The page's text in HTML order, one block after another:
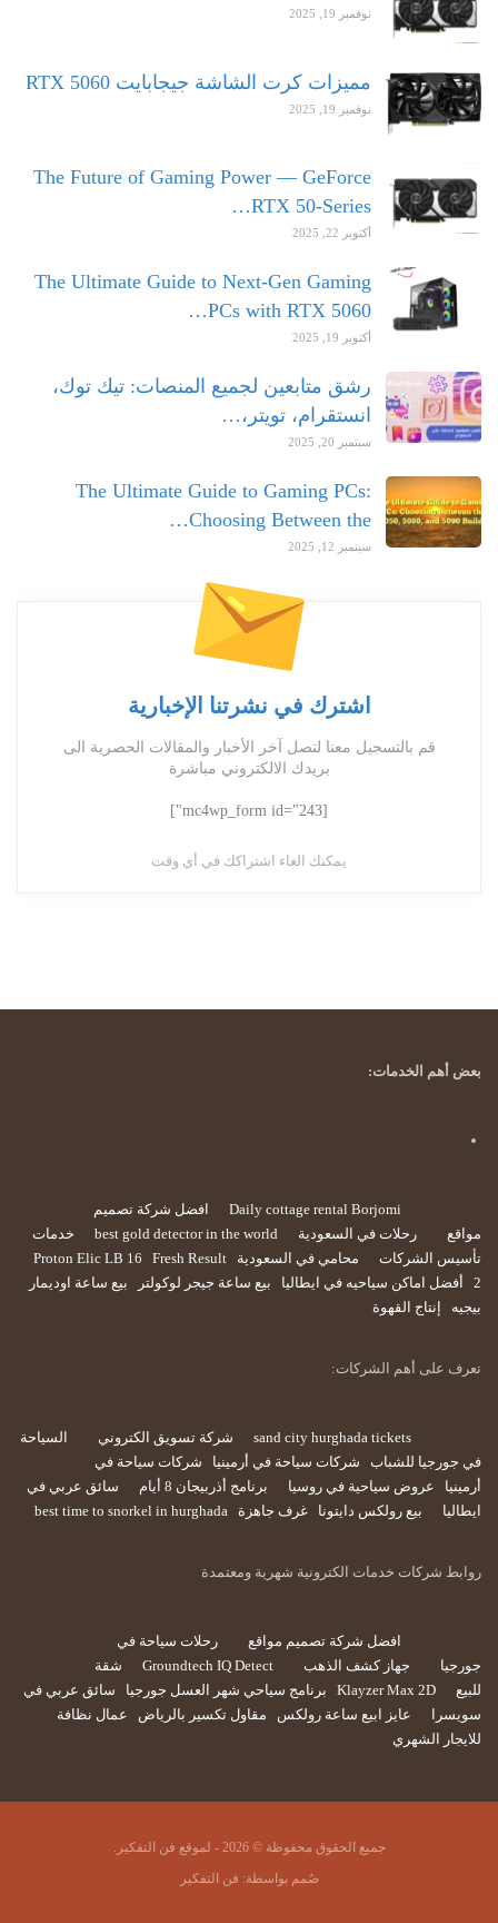
نوفمبر 19, 2025
مميزات كرت الشاشة جيجابايت RTX 5060
نوفمبر 19, 2025
The Future of Gaming Power — GeForce
RTX 50-Series…
أكتوبر 22, 2025
The Ultimate Guide to Next-Gen Gaming
PCs with RTX 5060…
أكتوبر 19, 2025
رشق متابعين لجميع المنصات: تيك توك،
انستقرام، تويتر،…
سبتمبر 20, 2025
The Ultimate Guide to Gaming PCs:
Choosing Between the…
سبتمبر 12, 2025
اشترك في نشرتنا الإخبارية
قم بالتسجيل معنا لتصل آخر الأخبار والمقالات الحصرية الى
بريدك الالكتروني مباشرة
[mc4wp_form id="243"]
يمكنك الغاء اشتراكك في أي وقت
بعض أهم الخدمات:
Daily cottage rental Borjomi
افضل شركة تصميم
مواقع
رحلات في السعودية best gold detector in the world
خدمات
تأسيس الشركات
محامي في السعودية Proton Elic LB 16
Fresh Result
2
أفضل اماكن سياحيه في ايطاليا بيع ساعة جيجر لوكولتر
بيع ساعة اوديمار
بيجيه
إنتاج القهوة
تعرف على أهم الشركات:
sand city hurghada tickets شركة تسويق الكتروني
السياحة
في جورجيا للشباب
شركات سياحة في أرمينيا
شركات سياحة في
أرمينيا
عروض سياحية في روسيا برنامج أذربيجان 8 أيام
سائق عربي في
ايطاليا
بيع رولكس دايتونا غرف جاهزة best time to snorkel in hurghada
روابط شركات خدمات الكترونية شهرية ومعتمدة
افضل شركة تصميم مواقع
رحلات سياحة في
جورجيا
جهاز كشف الذهب Groundtech IQ Detect
شقة
للبيع
Klayzer Max 2D برنامج سياحي شهر العسل جورجيا
سائق عربي في
سويسرا
عايز ابيع ساعة رولكس مقاول تكسير بالرياض
عمال نظافة
للايجار الشهري
جميع الحقوق محفوظة © 2026 - لموقع فن التفكير.
صُمم بواسطة: فن التفكير